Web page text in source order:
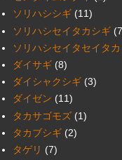
ソリハシシギ (11)
ソリハシセイタカシギ
ソリハシセイタセイタカ
ダイサギ (8)
ダイシャクシギ (3)
ダイゼン (11)
タカサゴモズ (1)
タカブシギ (2)
タゲリ (7)